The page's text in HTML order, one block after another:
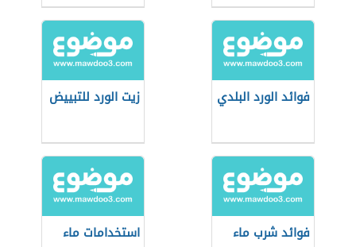
فوائد الورد البلدي زيت الورد للتبييض
فوائد شرب ماء
استخدامات ماء